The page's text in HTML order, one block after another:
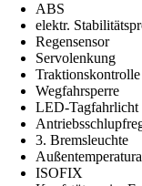
ABS
elektr.
Regensensor
Servolenkung
Traktionskontrolle
Wegfahrsperre
LED-Tagfahrlicht
3. Bremsleuchte
ISOFIX